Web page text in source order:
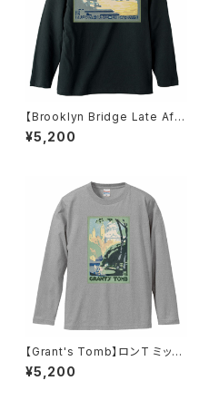
【Brooklyn Bridge Late Afte
rnoon(1916)】ロンT ブラック
ユニセックス
¥5,200
【Grant's Tomb】ロンT ミック
スグレー ユニセックス
¥5,200